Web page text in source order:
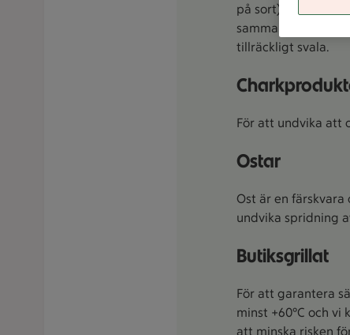
på sort). Håller
samma
tillräckligt svala.
För att undvika att
Ostar
Ost är en
undvika spridning
Butiksgrillat
För att garantera
minst +60°C och
att minska risken